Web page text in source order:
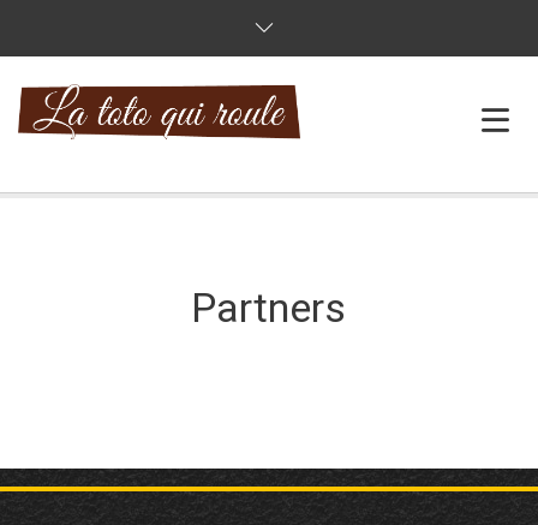
CONTACT
Partners